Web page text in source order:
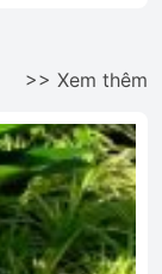
>> Xem thêm